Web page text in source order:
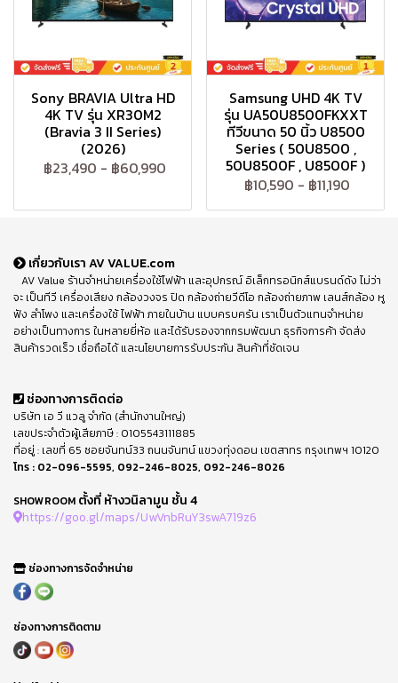
Sony BRAVIA Ultra HD
4K TV รุ่น XR30M2
(Bravia 3 II Series)
(2026)
฿23,490 - ฿60,990
Samsung UHD 4K TV
รุ่น UA50U8500FKXXT
ทีวีขนาด 50 นิ้ว U8500
Series ( 50U8500 ,
50U8500F , U8500F )
฿10,590 - ฿11,190
เกี่ยวกับเรา AV VALUE.com
AV Value ร้านจำหน่ายเครื่องใช้ไฟฟ้า และอุปกรณ์ อิเล็กทรอนิกส์แบรนด์ดัง ไม่ว่า
จะ เป็นทีวี เครื่องเสียง กล้องวงจร ปิด กล้องถ่ายวีดีโอ กล้องถ่ายภาพ เลนส์กล้อง หู
ฟัง ลำโพง และเครื่องใช้ ไฟฟ้า ภายในบ้าน แบบครบครัน เราเป็นตัวแทนจำหน่าย
อย่างเป็นทางการ ในหลายยี่ห้อ และได้รับรองจากกรมพัฒนา ธุรกิจการค้า จัดส่ง
สินค้ารวดเร็ว เชื่อถือได้ และนโยบายการรับประกัน สินค้าที่ชัดเจน
ช่องทางการติดต่อ
บริษัท เอ วี แวลู จำกัด (สำนักงานใหญ่)
เลขประจำตัวผู้เสียภาษี : 0105543111885
ที่อยู่ : เลขที่ 65 ซอยจันทน์33 ถนนจันทน์ แขวงทุ่งดอน เขตสาทร กรุงเทพฯ 10120
โทร : 02-096-5595, 092-246-8025, 092-246-8026
SHOWROOM ตั้งที่ ห้างวนิลามูน ชั้น 4
https://goo.gl/maps/UwVnbRuY3swA719z6
ช่องทางการจัดจำหน่าย
ช่องทางการติดตาม